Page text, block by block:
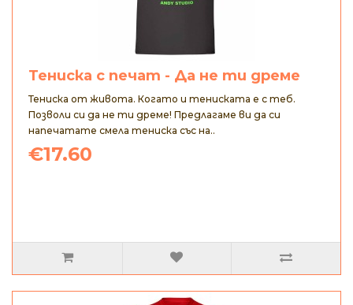
Тениска с печат - Да не ти дреме
Тениска от живота. Когато и тениската е с теб.
Позволи си да не ти дреме! Предлагаме ви да си
напечатате смела тениска със на..
€17.60